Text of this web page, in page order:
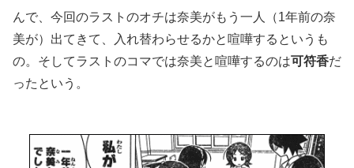
んで、今回のラストのオチは奈美がもう一人（1年前の奈
美が）出てきて、入れ替わらせるかと喧嘩するというも
の。そしてラストのコマでは奈美と喧嘩するのは可符香だ
ったという。